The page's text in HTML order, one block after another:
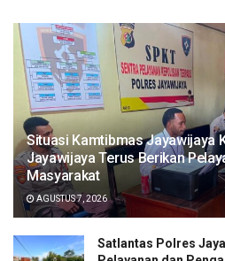
Situasi Kamtibmas Jayawijaya
Jayawijaya Terus Berikan
Masyarakat
AGUSTUS 7, 2026
Satlantas Polres